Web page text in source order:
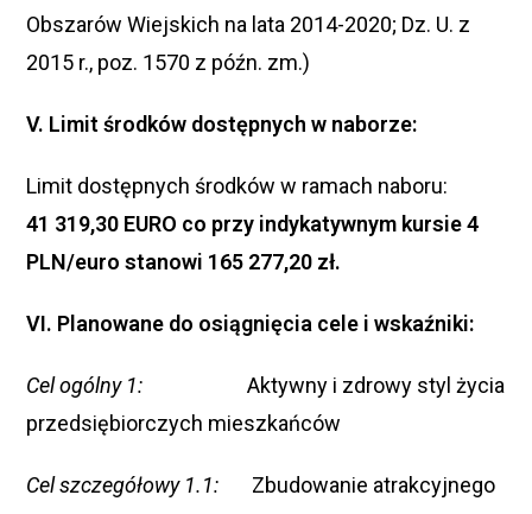
Obszarów Wiejskich na lata 2014-2020; Dz. U. z
2015 r., poz. 1570 z późn. zm.)
V. Limit środków dostępnych w naborze:
Limit dostępnych środków w ramach naboru:
41 319,30 EURO co przy indykatywnym kursie 4
PLN/euro stanowi 165 277,20 zł.
VI. Planowane do osiągnięcia cele i wskaźniki:
Cel ogólny 1: Aktywny i zdrowy styl życia
przedsiębiorczych mieszkańców
Cel szczegółowy 1.1: Zbudowanie atrakcyjnego